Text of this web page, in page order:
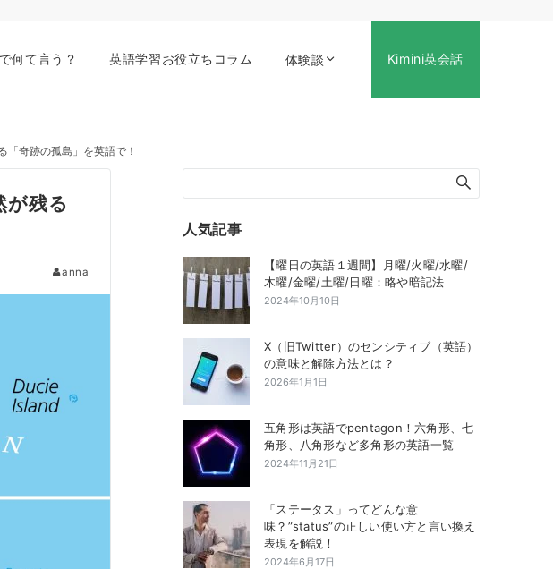
何て言う？ 英語学習お役立ちコラム 体験談 Kimini英会話
「奇跡の孤島」を英語で！
が残る
anna
人気記事
【曜日の英語１週間】月曜/火曜/水曜/
木曜/金曜/土曜/日曜：略や暗記法
2024年10月10日
X（旧Twitter）のセンシティブ（英語）
の意味と解除方法とは？
2026年1月1日
五角形は英語でpentagon！六角形、七
角形、八角形など多角形の英語一覧
2024年11月21日
「ステータス」ってどんな意
味？”status”の正しい使い方と言い換え
表現を解説！
2024年6月17日